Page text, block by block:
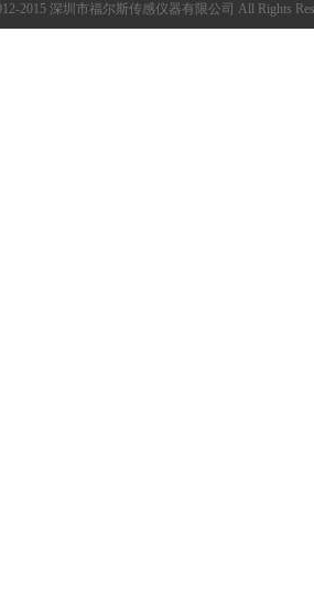
2015 深圳市福尔斯传感仪器有限公司 All Rights